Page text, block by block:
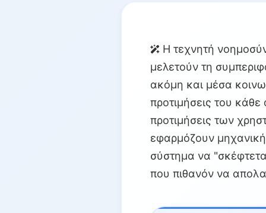
Η τεχνητή
μελετούν τη
ακόμη και μέσα
προτιμήσεις του
προτιμήσεις των
εφαρμόζουν
σύστημα να
που πιθανόν να